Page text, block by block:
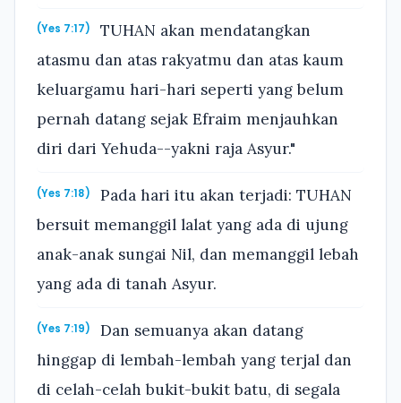
(Yes 7:17)
TUHAN akan mendatangkan
atasmu dan atas rakyatmu dan atas kaum
keluargamu hari-hari seperti yang belum
pernah datang sejak Efraim menjauhkan
diri dari Yehuda--yakni raja Asyur."
(Yes 7:18)
Pada hari itu akan terjadi: TUHAN
bersuit memanggil lalat yang ada di ujung
anak-anak sungai Nil, dan memanggil lebah
yang ada di tanah Asyur.
(Yes 7:19)
Dan semuanya akan datang
hinggap di lembah-lembah yang terjal dan
di celah-celah bukit-bukit batu, di segala